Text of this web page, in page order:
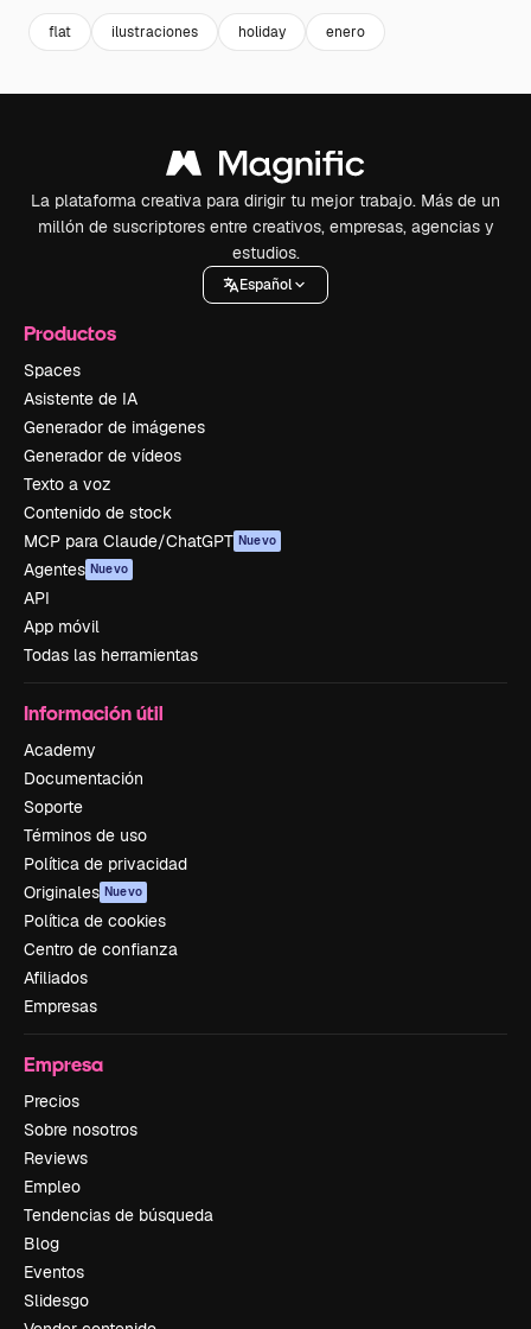
flat ilustraciones holiday enero
La plataforma creativa para dirigir tu mejor trabajo. Más de un
millón de suscriptores entre creativos, empresas, agencias y
estudios.
Español
Productos
Spaces
Asistente de IA
Generador de imágenes
Generador de vídeos
Texto a voz
Contenido de stock
MCP para Claude/ChatGPT Nuevo
Agentes Nuevo
API
App móvil
Todas las herramientas
Información útil
Academy
Documentación
Soporte
Términos de uso
Política de privacidad
Originales Nuevo
Política de cookies
Centro de confianza
Afiliados
Empresas
Empresa
Precios
Sobre nosotros
Reviews
Empleo
Tendencias de búsqueda
Blog
Eventos
Slidesgo